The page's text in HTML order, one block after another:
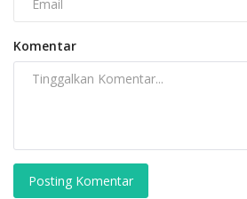
Komentar
Posting Komentar